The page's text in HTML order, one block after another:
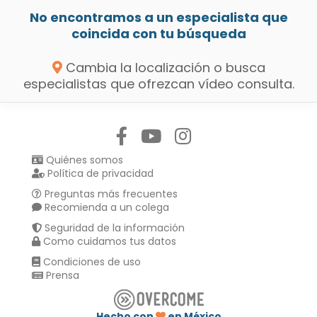
No encontramos a un especialista que
coincida con tu búsqueda
Cambia la localización o busca
especialistas que ofrezcan vídeo consulta.
Quiénes somos
Política de privacidad
Preguntas más frecuentes
Recomienda a un colega
Seguridad de la información
Como cuidamos tus datos
Condiciones de uso
Prensa